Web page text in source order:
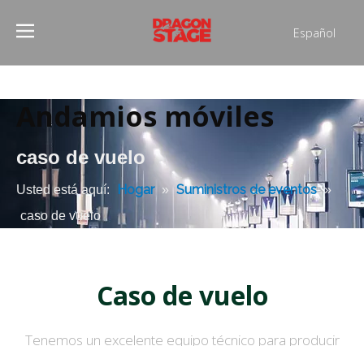
Español
Français
العربية
简体中文
English
Andamios móviles
caso de vuelo
Usted está aquí: Hogar » Suministros de eventos »
caso de vuelo
Caso de vuelo
Tenemos un excelente equipo técnico para producir